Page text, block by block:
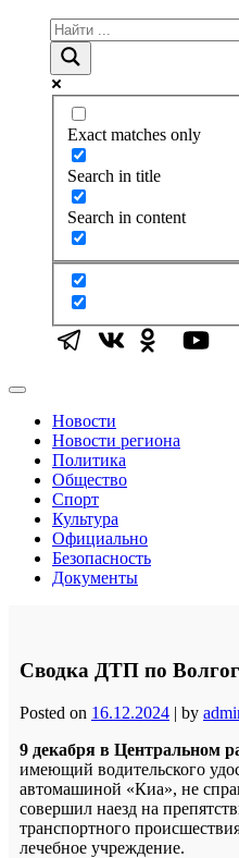
Exact matches only
Search in title
Search in content
Новости
Новости региона
Политика
Общество
Спорт
Культура
Официально
Безопасность
Документы
Сводка ДТП по
Posted on 16.12.2024 | by
9 декабря в Центральном
имеющий водительского
автомашиной «Киа», не
совершил наезд на
транспортного
лечебное учреждение.